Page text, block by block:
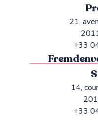
21,
+33
14,
+33